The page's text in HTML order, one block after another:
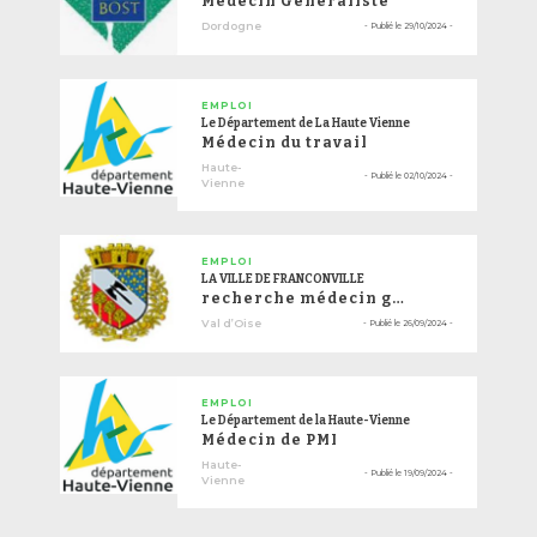
Dordogne - Publié le 29/10/2024 -
EMPLOI
Le Département de La Haute Vienne
Médecin du travail
Haute-
Vienne
- Publié le 02/10/2024 -
EMPLOI
LA VILLE DE FRANCONVILLE
recherche médecin généraliste salarié
Val d’Oise - Publié le 26/09/2024 -
EMPLOI
Le Département de la Haute-Vienne
Médecin de PMI
Haute-
Vienne
- Publié le 19/09/2024 -